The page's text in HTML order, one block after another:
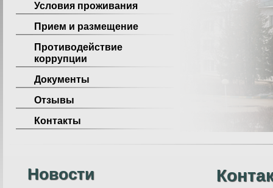
Условия проживания
Прием и размещение
Противодействие
коррупции
Документы
Отзывы
Контакты
Новости